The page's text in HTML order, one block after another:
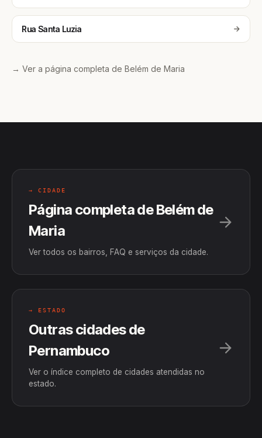
Rua Santa Luzia
→ Ver a página completa de Belém de Maria
→ CIDADE
Página completa de Belém de
Maria
Ver todos os bairros, FAQ e serviços da cidade.
→ ESTADO
Outras cidades de
Pernambuco
Ver o índice completo de cidades atendidas no
estado.